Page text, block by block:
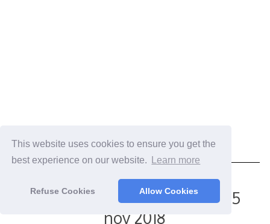
This website uses cookies to ensure you get the
best experience on our website.
Learn more
Refuse Cookies Allow Cookies
February 9, 2019May
admin
Comments are off for this post.
Alexander Mladenov – mix 15
nov 2018